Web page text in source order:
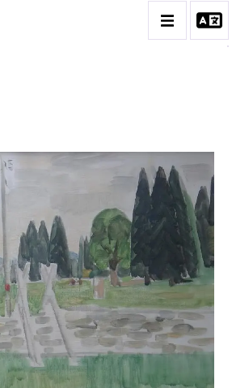
SEILER
DES OEUVRES
1 : LES PEINTURES
2 : LES GOUACHES
DE COULEUR ET FUSAINS
CONTACT